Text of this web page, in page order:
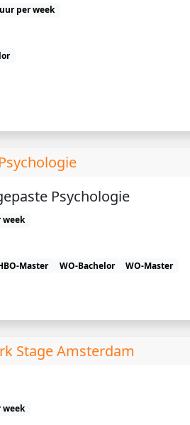
per week
Psychologie
week
Master WO-Bachelor
WO-Master
Stage Amsterdam
week